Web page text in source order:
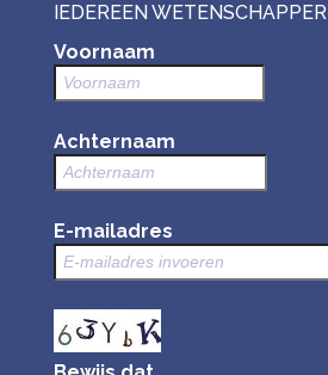
IEDEREEN WETENSCHAPPER
Voornaam
Achternaam
E-mailadres